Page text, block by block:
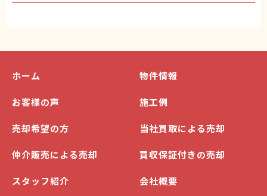
ホーム 物件情報
お客様の声 施工例
売却希望の方 当社買取による売却
仲介販売による売却 買収保証付きの売却
スタッフ紹介 会社概要